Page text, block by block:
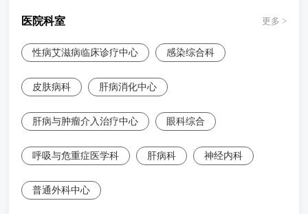
医院科室 更多 >
性病艾滋病临床诊疗中心 感染综合科
皮肤病科 肝病消化中心
肝病与肿瘤介入治疗中心 眼科综合
呼吸与危重症医学科 肝病科 神经内科
普通外科中心